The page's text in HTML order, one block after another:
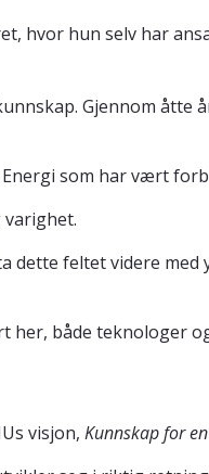
hvor hun selv har
Gjennom åtte
som har vært
dette feltet videre
her, både teknologer
visjon, Kunnskap for